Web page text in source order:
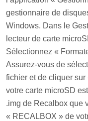
gestionnaire de
Windows. Dans le
lecteur de carte
Sélectionnez «
Assurez-vous de
fichier et de cliquer
votre carte microSD
.img de Recalbox que
« RECALBOX » de